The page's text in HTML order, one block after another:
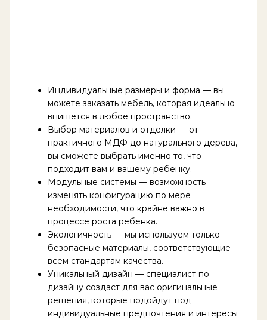
Индивидуальные размеры и форма — вы
можете заказать мебель, которая идеально
впишется в любое пространство.
Выбор материалов и отделки — от
практичного МДФ до натурального дерева,
вы сможете выбрать именно то, что
подходит вам и вашему ребенку.
Модульные системы — возможность
изменять конфигурацию по мере
необходимости, что крайне важно в
процессе роста ребенка.
Экологичность — мы используем только
безопасные материалы, соответствующие
всем стандартам качества.
Уникальный дизайн — специалист по
дизайну создаст для вас оригинальные
решения, которые подойдут под
индивидуальные предпочтения и интересы